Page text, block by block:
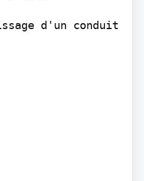
d'un conduit